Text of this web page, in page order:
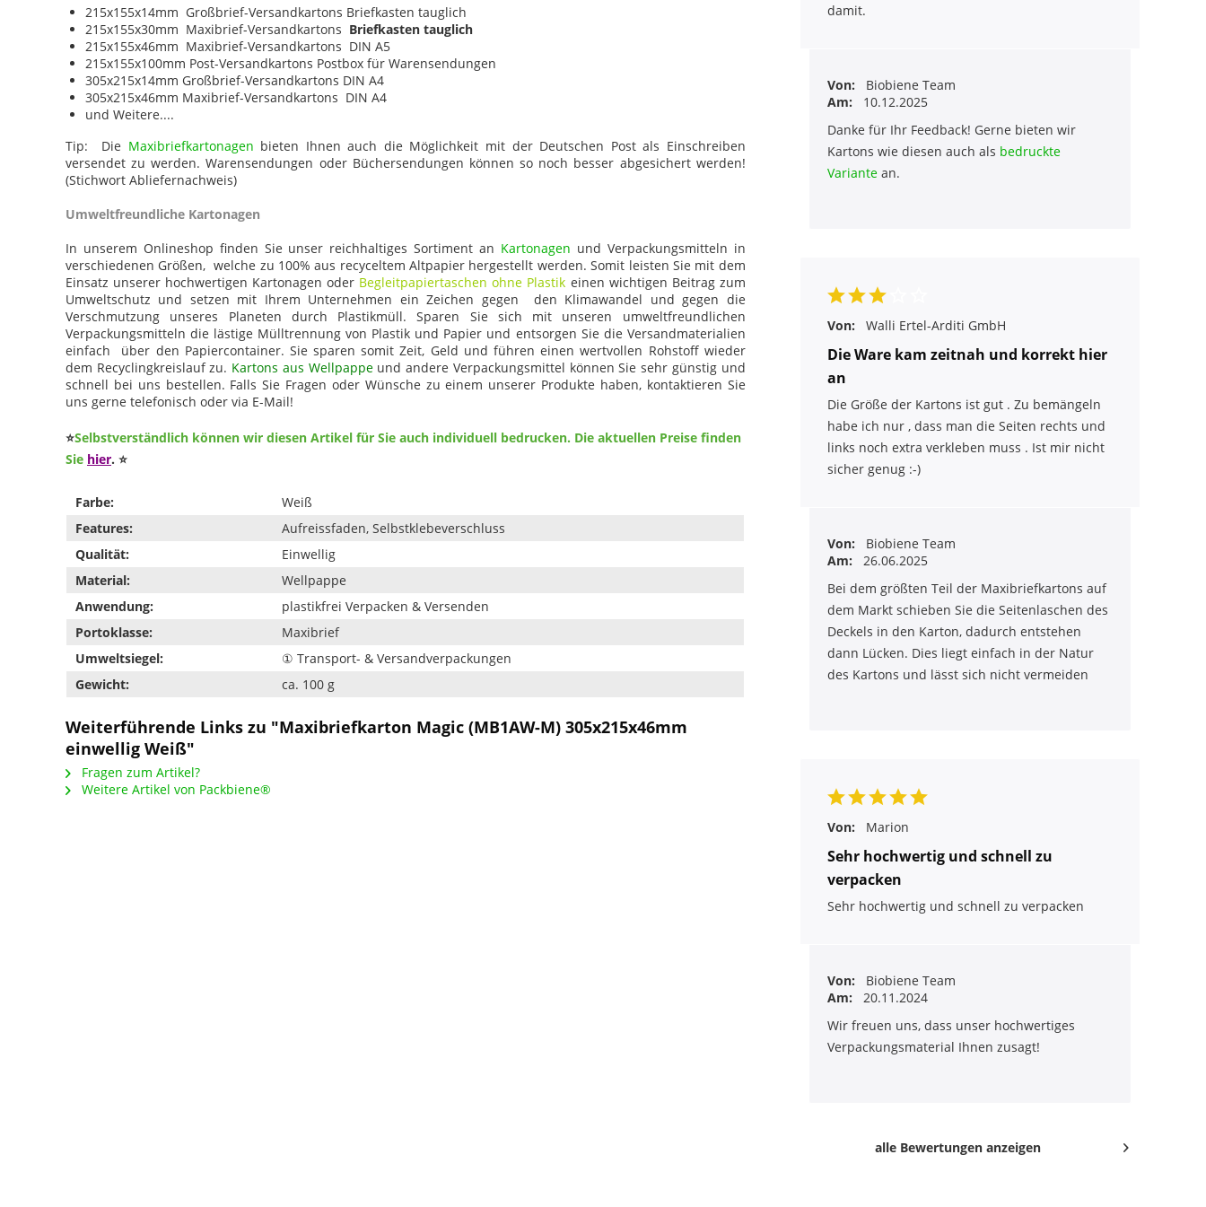
215x155x14mm Großbrief-Versandkartons Briefkasten tauglich
215x155x30mm Maxibrief-Versandkartons Briefkasten tauglich
215x155x46mm Maxibrief-Versandkartons DIN A5
215x155x100mm Post-Versandkartons Postbox für Warensendungen
305x215x14mm Großbrief-Versandkartons DIN A4
305x215x46mm Maxibrief-Versandkartons DIN A4
und Weitere....
Tip: Die Maxibriefkartonagen bieten Ihnen auch die Möglichkeit mit der Deutschen Post als Einschreiben
versendet zu werden. Warensendungen oder Büchersendungen können so noch besser abgesichert werden!
(Stichwort Abliefernachweis)
Umweltfreundliche Kartonagen
In unserem Onlineshop finden Sie unser reichhaltiges Sortiment an Kartonagen und Verpackungsmitteln in
verschiedenen Größen, welche zu 100% aus recyceltem Altpapier hergestellt werden. Somit leisten Sie mit dem
Einsatz unserer hochwertigen Kartonagen oder Begleitpapiertaschen ohne Plastik einen wichtigen Beitrag zum
Umweltschutz und setzen mit Ihrem Unternehmen ein Zeichen gegen den Klimawandel und gegen die
Verschmutzung unseres Planeten durch Plastikmüll. Sparen Sie sich mit unseren umweltfreundlichen
Verpackungsmitteln die lästige Mülltrennung von Plastik und Papier und entsorgen Sie die Versandmaterialien
einfach über den Papiercontainer. Sie sparen somit Zeit, Geld und führen einen wertvollen Rohstoff wieder
dem Recyclingkreislauf zu. Kartons aus Wellpappeund andere Verpackungsmittel können Sie sehr günstig und
schnell bei uns bestellen. Falls Sie Fragen oder Wünsche zu einem unserer Produkte haben, kontaktieren Sie
uns gerne telefonisch oder via E-Mail!
⭐Selbstverständlich können wir diesen Artikel für Sie auch individuell bedrucken. Die aktuellen Preise finden
Sie hier. ⭐
Farbe:
Weiß
Features:
Aufreissfaden, Selbstklebeverschluss
Qualität:
Einwellig
Material:
Wellpappe
Anwendung:
plastikfrei Verpacken & Versenden
Portoklasse:
Maxibrief
Umweltsiegel:
① Transport- & Versandverpackungen
Gewicht:
ca. 100 g
Weiterführende Links zu "Maxibriefkarton Magic (MB1AW-M) 305x215x46mm
einwellig Weiß"
Fragen zum Artikel?
Weitere Artikel von Packbiene®
damit.
Von:
Biobiene Team
Am:
10.12.2025
Danke für Ihr Feedback! Gerne bieten wir
Kartons wie diesen auch als bedruckte
Variantean.
Von: Walli Ertel-Arditi GmbH
Die Ware kam zeitnah und korrekt hier
an
Die Größe der Kartons ist gut . Zu bemängeln
habe ich nur , dass man die Seiten rechts und
links noch extra verkleben muss . Ist mir nicht
sicher genug :-)
Von:
Biobiene Team
Am:
26.06.2025
Bei dem größten Teil der Maxibriefkartons auf
dem Markt schieben Sie die Seitenlaschen des
Deckels in den Karton, dadurch entstehen
dann Lücken. Dies liegt einfach in der Natur
des Kartons und lässt sich nicht vermeiden
Von: Marion
Sehr hochwertig und schnell zu
verpacken
Sehr hochwertig und schnell zu verpacken
Von:
Biobiene Team
Am:
20.11.2024
Wir freuen uns, dass unser hochwertiges
Verpackungsmaterial Ihnen zusagt!
alle Bewertungen anzeigen